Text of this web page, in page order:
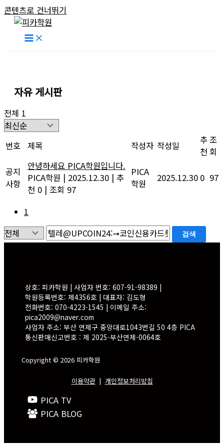
콘텐츠로 건너뛰기
자유 게시판
전체 1
번호 제목 작성자 작성일
추
천
조
회
공지
사항
안녕하세요 PICA학원입니다.
PICA학원 | 2025.12.30 | 추
천 0 | 조회 97
PICA
학원
2025.12.30 0 97
1
검색
상호: 피카학원 | 사업자 번호: 607-91-98389 |
학원등록번호: 제4356호 | 대표자: 김도형
전화번호: 070-4223-1545 | 이메일 주소:
pica2009@naver.com
사업자 주소: 부산 연제구 중앙대로1043번길 50 4층 PICA
통신판매신고번호 : 제 2025-부산연제-0064호
Copyright © 2026 피카학원
이용약관| 개인정보처리방침
PICA TV
PICA BLOG